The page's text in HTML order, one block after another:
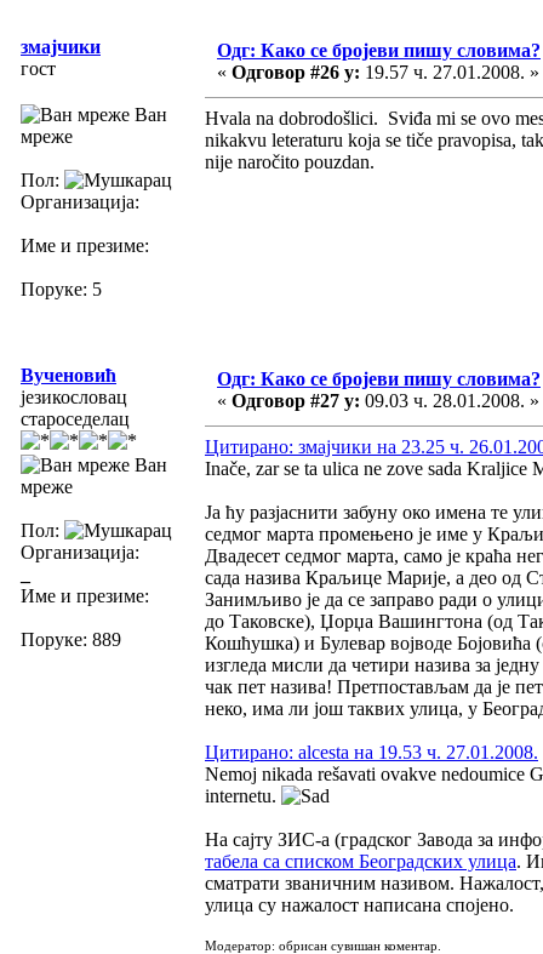
змајчики
гост
Ван
мреже
Пол:
Организација:
Име и презиме:
Поруке: 5
Одг: Како се бројеви пишу словима?
« Одговор #26 у: 19.57 ч. 27.01.2008. »
Hvala na dobrodošlici. Sviđa mi se ovo
nikakvu leteraturu koja se tiče pravopisa,
nije naročito pouzdan.
Вученовић
језикословац
староседелац
Ван
мреже
Пол:
Организација:
Име и презиме:
Поруке: 889
Одг: Како се бројеви пишу словима?
« Одговор #27 у: 09.03 ч. 28.01.2008. »
Цитирано: змајчики на 23.25 ч.
Inače, zar se ta ulica ne zove sada Kraljice
Ја ћу разјаснити забуну око имена те
седмог марта промењено је име у
Двадесет седмог марта, само је краћа
сада назива Краљице Марије, а део од
Занимљиво је да се заправо ради о
до Таковске), Џорџа Вашингтона (од
Кошћушка) и Булевар војводе
изгледа мисли да четири назива за
чак пет назива! Претпостављам да је
неко, има ли још таквих улица, у
Цитирано: alcesta на 19.53 ч. 27.01.2008.
Nemoj nikada rešavati ovakve nedoumice
internetu.
На сајту ЗИС-а (градског Завода за
табела са списком Београдских улица.
сматрати званичним називом.
улица су нажалост написана спојено.
Модератор: обрисан сувишан коментар.